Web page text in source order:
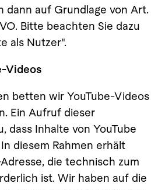
dann auf Grundlage von Art.
Bitte beachten Sie dazu
als Nutzer".
Videos
betten wir YouTube-Videos
Ein Aufruf dieser
dass Inhalte von YouTube
diesem Rahmen erhält
die technisch zum
ist. Wir haben auf die